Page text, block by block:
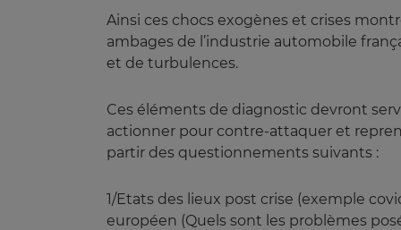
Ainsi ces chocs exogènes et crises
ambages de l’industrie automobile
et de turbulences.
Ces éléments de diagnostic devront
actionner pour contre-attaquer et
partir des questionnements suivants :
1/Etats des lieux post crise (exemple
européen (Quels sont les problèmes